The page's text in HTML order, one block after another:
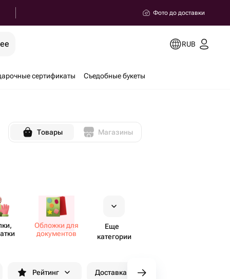
Фото до доставки
RUB
сертификаты Съедобные букеты
Товары Магазины
Обложки для
доку​ментов
Еще
категории
Рейтинг Доставка до 90 минут